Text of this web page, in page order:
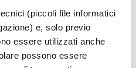
(piccoli file informatici
e, solo previo
essere utilizzati anche
possono essere